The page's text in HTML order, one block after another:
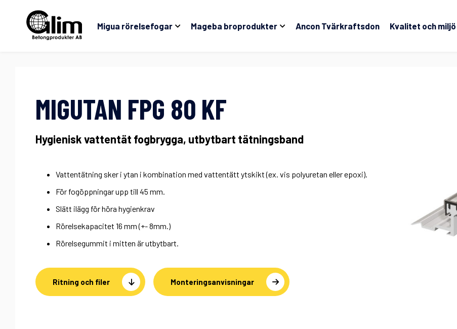
Migua rörelsefogar Mageba broprodukter Ancon Tvärkraftsdon Kvalitet och miljö
MIGUTAN FPG 80 KF
Hygienisk vattentät fogbrygga, utbytbart tätningsband
Vattentätning sker i ytan i kombination med vattentätt ytskikt (ex. vis polyuretan eller epoxi).
För fogöppningar upp till 45 mm.
Slätt ilägg för höra hygienkrav
Rörelsekapacitet 16 mm (+- 8mm.)
Rörelsegummit i mitten är utbytbart.
Ritning och filer Monteringsanvisningar